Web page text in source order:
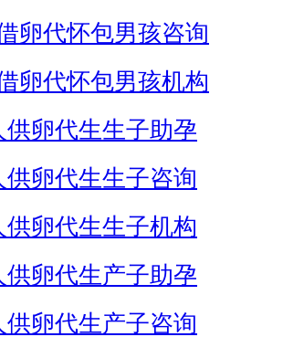
卵代怀包男孩咨询
卵代怀包男孩机构
供卵代生生子助孕
供卵代生生子咨询
供卵代生生子机构
供卵代生产子助孕
供卵代生产子咨询